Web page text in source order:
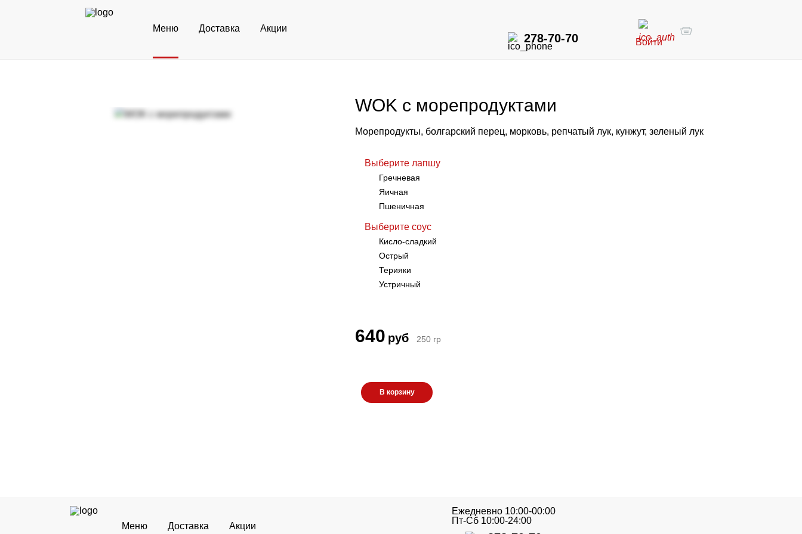
Меню Доставка Акции
278-70-70 Войти
WOK с морепродуктами
Морепродукты, болгарский перец, морковь, репчатый лук, кунжут, зеленый лук
Выберите лапшу
Гречневая
Яичная
Пшеничная
Выберите соус
Кисло-сладкий
Острый
Терияки
Устричный
640 руб 250 гр
В корзину
Меню Доставка Акции
Ежедневно 10:00-00:00
Пт-Сб 10:00-24:00